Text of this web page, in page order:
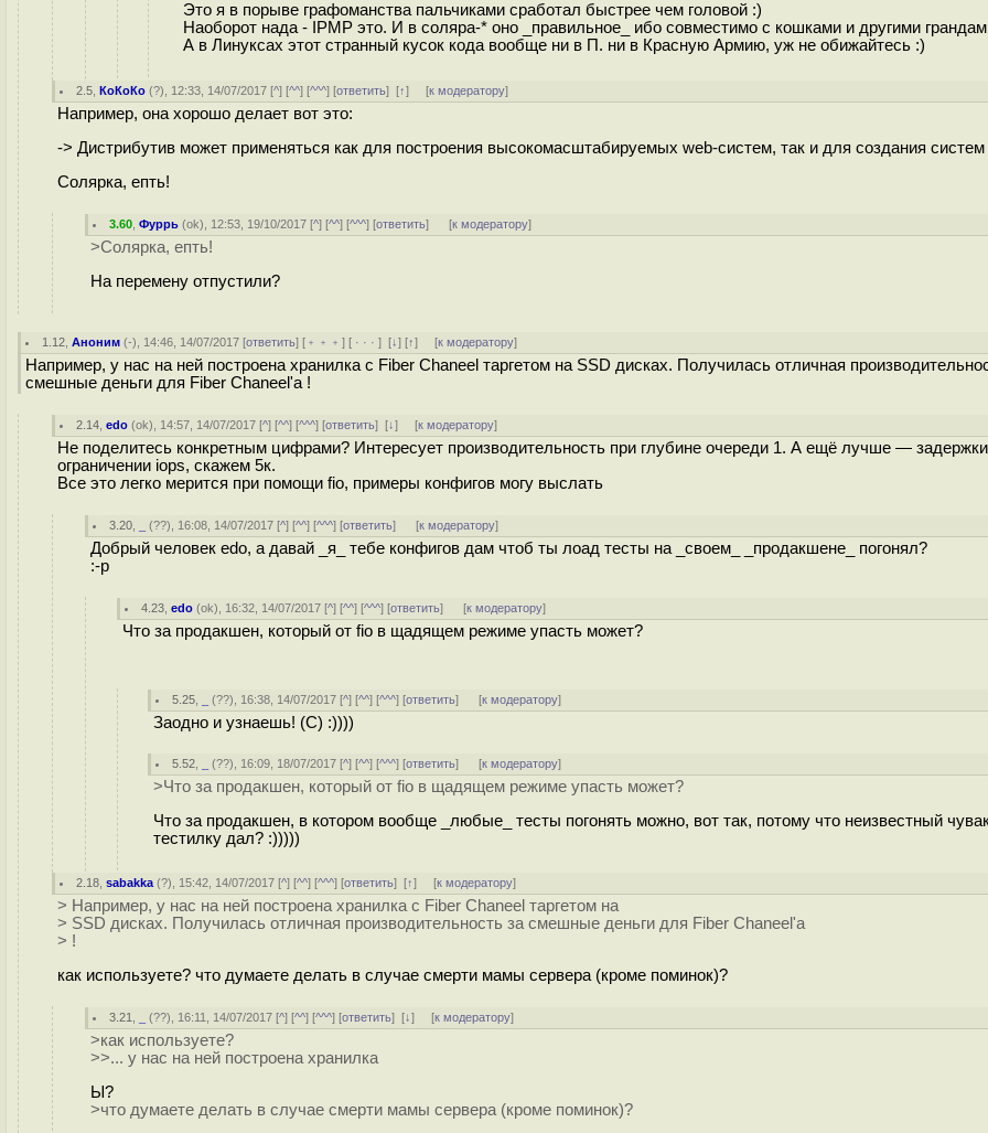
Это я в порыве графоманства пальчиками сработал быстрее чем головой :)
Наоборот нада - IPMP это. И в соляра-* оно _правильное_ ибо совместимо с кошками и другими
А в Линуксах этот странный кусок кода вообще ни в П. ни в Красную Армию, уж не обижайтесь :)
2.5 ,КоКоКо (?), 12:33, 14/07/2017 [^] [^^] [^^^] [ответить][↑] [к модератору]
Например, она хорошо делает вот это:
-> Дистрибутив может применяться как для построения высокомасштабируемых web-систем, так и для создания систем
Солярка, епть!
3.60 ,Фуррь (ok), 12:53, 19/10/2017 [^] [^^] [^^^] [ответить] [к модератору]
>Солярка, епть!
На перемену отпустили?
1.12 ,Аноним (-), 14:46, 14/07/2017 [ответить] [ ﹢﹢﹢] [ · · ·][↓] [↑] [к модератору]
Например, у нас на ней построена хранилка с Fiber Chaneel таргетом на SSD дисках. Получилась отличная
смешные деньги для Fiber Chaneel'а !
2.14 ,edo (ok), 14:57, 14/07/2017 [^] [^^] [^^^] [ответить][↓] [к модератору]
Не поделитесь конкретным цифрами? Интересует производительность при глубине очереди 1. А ещё лучше —
ограничении iops, скажем 5к.
Все это легко мерится при помощи fio, примеры конфигов могу выслать
3.20 (??), 16:08, 14/07/2017 [^] [^^] [^^^] [ответить] [к модератору]
Добрый человек edo, а давай _я_ тебе конфигов дам чтоб ты лоад тесты на _своем_ _продакшене_ погонял?
:-р
4.23 ,edo (ok), 16:32, 14/07/2017 [^] [^^] [^^^] [ответить] [к модератору]
Что за продакшен, который от fio в щадящем режиме упасть может?
5.25 (??), 16:38, 14/07/2017 [^] [^^] [^^^] [ответить] [к модератору]
Заодно и узнаешь! (С) :))))
5.52 (??), 16:09, 18/07/2017 [^] [^^] [^^^] [ответить] [к модератору]
>Что за продакшен, который от fio в щадящем режиме упасть может?
Что за продакшен, в котором вообще _любые_ тесты погонять можно, вот так, потому что неизвестный
тестилку дал? :)))))
2.18 ,sabakka (?), 15:42, 14/07/2017 [^] [^^] [^^^] [ответить][↑] [к модератору]
> Например, у нас на ней построена хранилка с Fiber Chaneel таргетом на
> SSD дисках. Получилась отличная производительность за смешные деньги для Fiber Chaneel'а
> !
как используете? что думаете делать в случае смерти мамы сервера (кроме поминок)?
3.21 (??), 16:11, 14/07/2017 [^] [^^] [^^^] [ответить][↓] [к модератору]
>как используете?
>>... у нас на ней построена хранилка
Ы?
>что думаете делать в случае смерти мамы сервера (кроме поминок)?